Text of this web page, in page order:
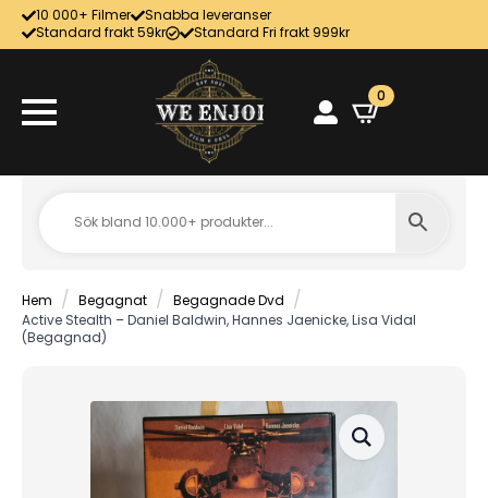
10 000+ Filmer
Snabba leveranser
Standard frakt 59kr
Standard Fri frakt 999kr
0
Hem Begagnat
Begagnade Dvd
Active Stealth – Daniel Baldwin, Hannes Jaenicke, Lisa Vidal
(Begagnad)